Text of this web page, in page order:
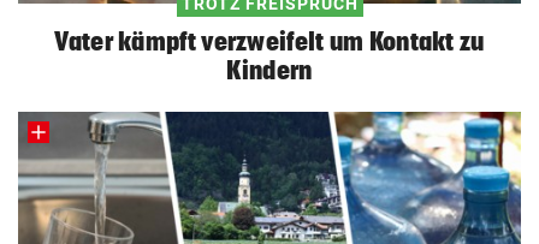
TROTZ FREISPRUCH
Vater kämpft verzweifelt um Kontakt zu
Kindern